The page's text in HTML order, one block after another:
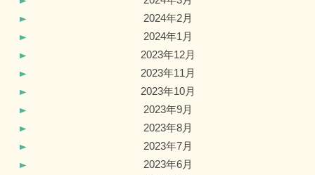
2024年2月
2024年1月
2023年12月
2023年11月
2023年10月
2023年9月
2023年8月
2023年7月
2023年6月